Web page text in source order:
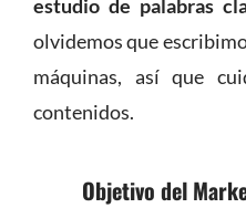
estudio de palabras
olvidemos que
máquinas, así que
contenidos.
Objetivo del